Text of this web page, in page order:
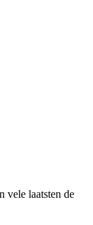
vele laatsten de